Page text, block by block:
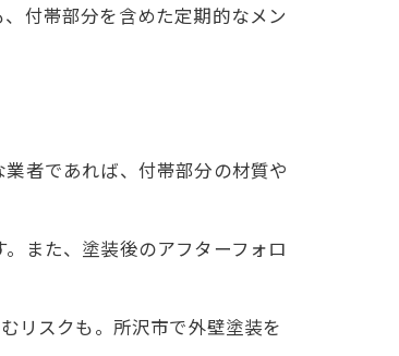
付帯部分を含めた定期的なメン
者であれば、付帯部分の材質や
また、塗装後のアフターフォロ
リスクも。所沢市で外壁塗装を